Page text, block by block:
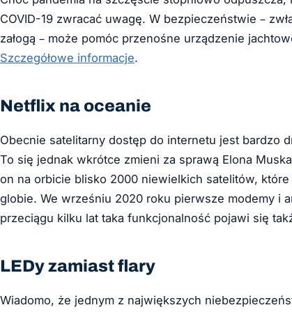
COVID-19 zwracać uwagę. W bezpieczeństwie –
załogą – może pomóc przenośne urządzenie
Szczegółowe informacje.
Netflix na oceanie
Obecnie satelitarny dostęp do internetu jest bardzo
To się jednak wkrótce zmieni za sprawą Elona
on na orbicie blisko 2000 niewielkich satelitów,
globie. We wrześniu 2020 roku pierwsze modemy i
przeciągu kilku lat taka funkcjonalność pojawi się
LEDy zamiast flary
Wiadomo, że jednym z największych